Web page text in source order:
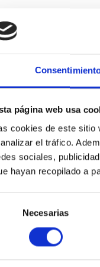
página web usa
cookies de este sitio
el tráfico.
sociales,
hayan recopilado a
Necesarias
libertad de las
debe quedar
sí permite, bajo
sesión
Cousido